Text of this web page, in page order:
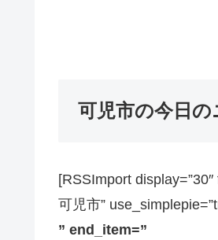
可児市の今日
[RSSImport
可児市”
” end_item=”